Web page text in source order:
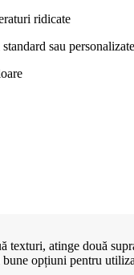
ridicate
sau personalizate
atinge două
opțiuni pentru